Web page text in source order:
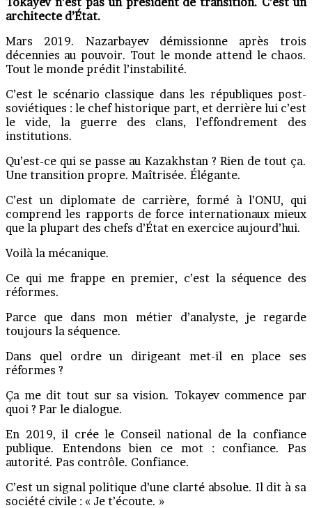
architecte d’État.
Mars 2019. Nazarbayev démissionne après trois
décennies au pouvoir. Tout le monde attend le chaos.
Tout le monde prédit l’instabilité.
C’est le scénario classique dans les républiques post-
soviétiques : le chef historique part, et derrière lui c’est
le vide, la guerre des clans, l’effondrement des
institutions.
Qu’est-ce qui se passe au Kazakhstan ? Rien de tout ça.
Une transition propre. Maîtrisée. Élégante.
C’est un diplomate de carrière, formé à l’ONU, qui
comprend les rapports de force internationaux mieux
que la plupart des chefs d’État en exercice aujourd’hui.
Voilà la mécanique.
Ce qui me frappe en premier, c’est la séquence des
réformes.
Parce que dans mon métier d’analyste, je regarde
toujours la séquence.
Dans quel ordre un dirigeant met-il en place ses
réformes ?
Ça me dit tout sur sa vision. Tokayev commence par
quoi ? Par le dialogue.
En 2019, il crée le Conseil national de la confiance
publique. Entendons bien ce mot : confiance. Pas
autorité. Pas contrôle. Confiance.
C’est un signal politique d’une clarté absolue. Il dit à sa
société civile : « Je t’écoute. »